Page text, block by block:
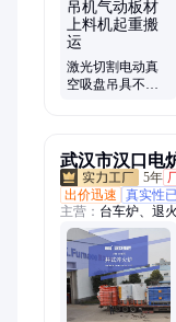
墙安装吸盘车、幕
激光切割电动真
空吸盘吊具不锈
武汉市汉口电
5年
出价迅速
真实性
主营： 台车炉、退
炉、氮化炉、真空
炉、硝盐炉、工业
炉、珍珠岩膨胀炉
合金时效炉